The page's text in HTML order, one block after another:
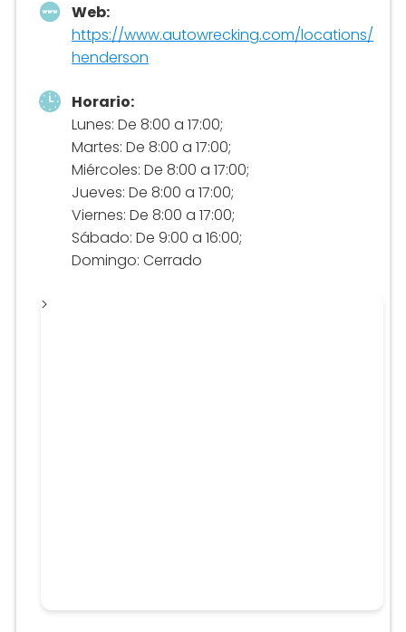
Web:
https://www.autowrecking.com/locations/
henderson
Horario:
Lunes: De 8:00 a 17:00;
Martes: De 8:00 a 17:00;
Miércoles: De 8:00 a 17:00;
Jueves: De 8:00 a 17:00;
Viernes: De 8:00 a 17:00;
Sábado: De 9:00 a 16:00;
Domingo: Cerrado
>